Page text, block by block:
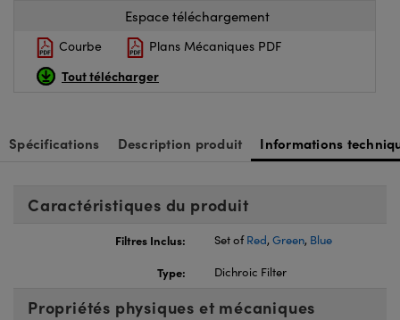
Optiques de SCHOTT
Espace téléchargement
Courbe Plans Mécaniques PDF
Tout télécharger
Spécifications Description produit Informations
Caractéristiques du produit
Filtres Inclus: Set ofRed, Green, Blue
Type:
Dichroic Filter
Propriétés physiques et mécaniques